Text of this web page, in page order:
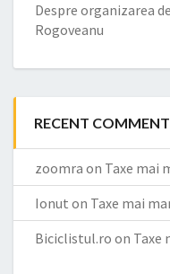
Despre organizarea
Rogoveanu
RECENT
zoomra on Taxe mai
Ionut on Taxe mai
Biciclistul.ro on Taxe